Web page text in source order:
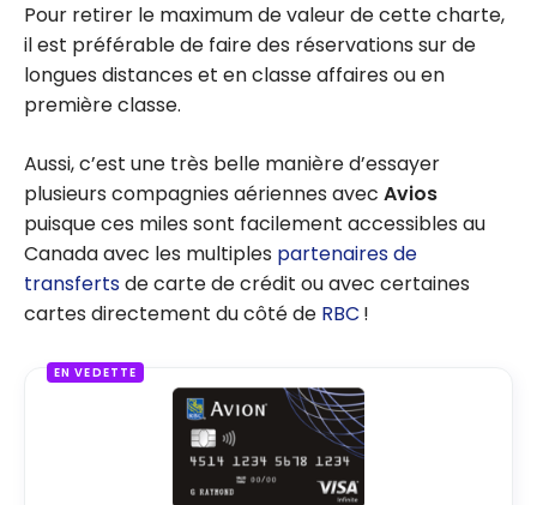
Pour retirer le maximum de valeur de cette charte,
il est préférable de faire des réservations sur de
longues distances et en classe affaires ou en
première classe.
Aussi, c’est une très belle manière d’essayer
plusieurs compagnies aériennes avec Avios
puisque ces miles sont facilement accessibles au
Canada avec les multiples partenaires de
transfertsde carte de crédit ou avec certaines
cartes directement du côté de RBC !
EN VEDETTE